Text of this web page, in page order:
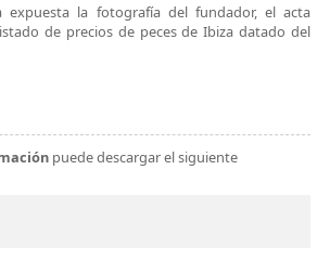
expuesta la fotografía del fundador, el acta
de precios de peces de Ibiza datado del
puede descargar el siguiente